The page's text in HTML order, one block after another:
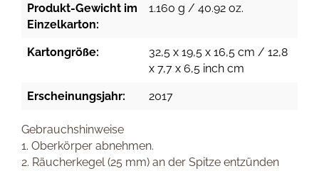
Produkt-Gewicht im
Einzelkarton:
1.160 g / 40.92 oz.
Kartongröße:
32,5 x 19,5 x 16,5 cm / 12,8
x 7,7 x 6,5 inch cm
Erscheinungsjahr: 2017
Gebrauchshinweise
1. Oberkörper abnehmen.
2. Räucherkegel (25 mm) an der Spitze entzünden